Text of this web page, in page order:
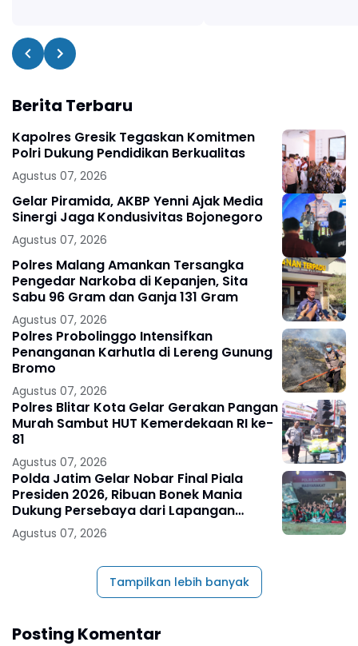
Berita Terbaru
Kapolres Gresik Tegaskan Komitmen
Polri Dukung Pendidikan Berkualitas
Agustus 07, 2026
Gelar Piramida, AKBP Yenni Ajak Media
Sinergi Jaga Kondusivitas Bojonegoro
Agustus 07, 2026
Polres Malang Amankan Tersangka
Pengedar Narkoba di Kepanjen, Sita
Sabu 96 Gram dan Ganja 131 Gram
Agustus 07, 2026
Polres Probolinggo Intensifkan
Penanganan Karhutla di Lereng Gunung
Bromo
Agustus 07, 2026
Polres Blitar Kota Gelar Gerakan Pangan
Murah Sambut HUT Kemerdekaan RI ke-
81
Agustus 07, 2026
Polda Jatim Gelar Nobar Final Piala
Presiden 2026, Ribuan Bonek Mania
Dukung Persebaya dari Lapangan
Mapolda
Agustus 07, 2026
Tampilkan lebih banyak
Posting Komentar